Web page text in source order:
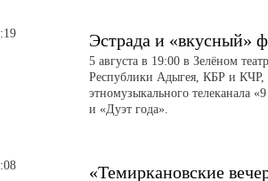
Эстрада и «вкусный»
5 августа в 19:00 в Зелёном
Республики Адыгея, КБР и КЧР,
этномузыкального телеканала
и «Дуэт года».
«Темиркановские